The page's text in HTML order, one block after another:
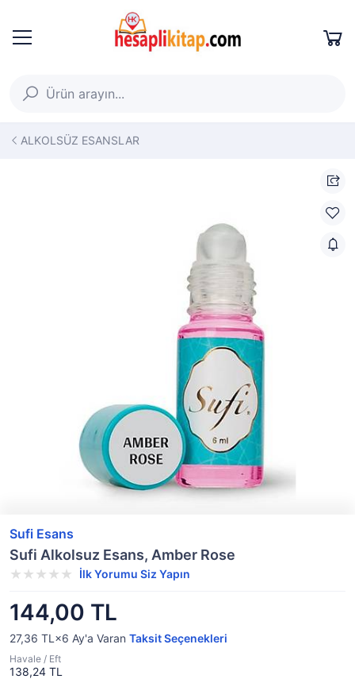
ALKOLSÜZ ESANSLAR
Sufi Esans
Sufi Alkolsuz Esans, Amber Rose
İlk Yorumu Siz Yapın
144,00 TL
27,36 TL×6 Ay'a Varan Taksit Seçenekleri
Havale / Eft
138,24 TL